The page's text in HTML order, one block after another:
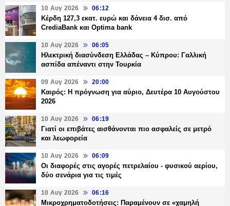
10 Αυγ 2026 06:12
Κέρδη 127,3 εκατ. ευρώ και δάνεια 4 δισ. από
CrediaBank και Optima bank
10 Αυγ 2026 06:05
Ηλεκτρική διασύνδεση Ελλάδας – Κύπρου: Γαλλική
ασπίδα απέναντι στην Τουρκία
09 Αυγ 2026 20:00
Καιρός: Η πρόγνωση για αύριο, Δευτέρα 10 Αυγούστου
2026
10 Αυγ 2026 06:19
Γιατί οι επιβάτες αισθάνονται πιο ασφαλείς σε μετρό
και λεωφορεία
10 Αυγ 2026 06:09
Οι διαφορές στις αγορές πετρελαίου - φυσικού αερίου,
δύο σενάρια για τις τιμές
10 Αυγ 2026 06:16
Μικροχρηματοδοτήσεις: Παραμένουν σε «χαμηλή